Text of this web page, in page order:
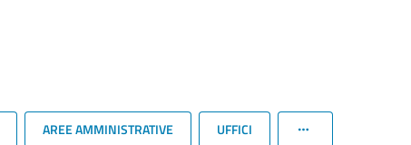
AREE AMMINISTRATIVE UFFICI